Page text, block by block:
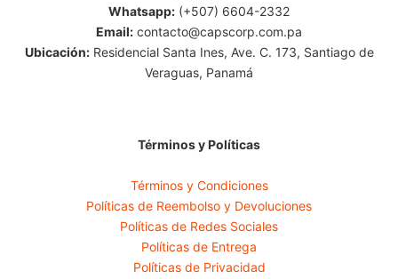
Whatsapp: (+507) 6604-2332
Email: contacto@capscorp.com.pa
Ubicación:Residencial Santa Ines, Ave. C. 173, Santiago de
Veraguas, Panamá
Términos y Políticas
Términos y Condiciones
Políticas de Reembolso y Devoluciones
Políticas de Redes Sociales
Políticas de Entrega
Políticas de Privacidad